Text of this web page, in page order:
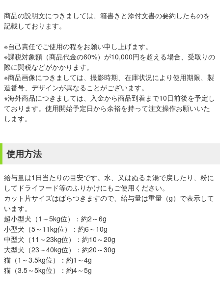
商品の説明文につきましては、箱書きと添付文書の要約したものを
記載しております。
※自己責任でご使用の程をお願い申し上げます。
※課税対象額（商品代金の60%）が10,000円を超える場合、受取りの
際に関税などがかかります。
※商品画像につきましては、撮影時期、在庫状況により使用期限、製
造番号、デザインが異なることがございます。
※海外商品につきましては、入金から商品到着まで10日前後を予定し
ております。使用開始予定日から余裕を持って注文操作お願いいた
します。
使用方法
給与量は1日当たりの目安です。水、又はぬるま湯で戻したり、粉に
してドライフード等のふりかけにもご使用ください。
カット片サイズはばらつきますので、給与量は重量（g）で表示して
います。
超小型犬（1～5kg位）：約2～6g
小型犬（5～11kg位）：約6～10g
中型犬（11～23kg位）：約10～20g
大型犬（23～40kg位）：約20～30g
猫（1～3.5kg位）：約1～4g
猫（3.5～5kg位）：約4～5g